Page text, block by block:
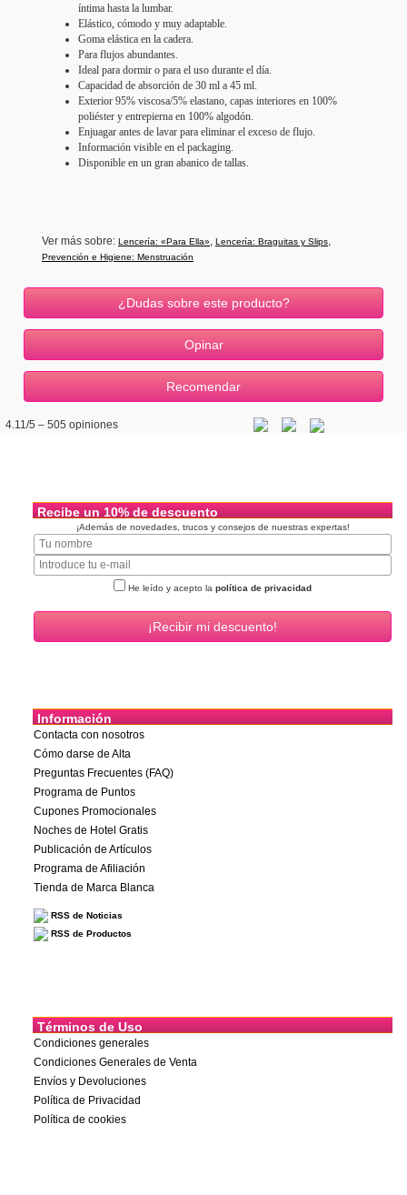
íntima hasta la lumbar.
Elástico, cómodo y muy adaptable.
Goma elástica en la cadera.
Para flujos abundantes.
Ideal para dormir o para el uso durante el día.
Capacidad de absorción de 30 ml a 45 ml.
Exterior 95% viscosa/5% elastano, capas interiores en 100%
poliéster y entrepierna en 100% algodón.
Enjuagar antes de lavar para eliminar el exceso de flujo.
Información visible en el packaging.
Disponible en un gran abanico de tallas.
Ver más sobre: Lencería: «Para Ella», Lencería: Braguitas y Slips,
Prevención e Higiene: Menstruación
¿Dudas sobre este producto?
4.11/5 – 505 opiniones
Recibe un 10% de descuento
¡Además de novedades, trucos y consejos de nuestras expertas!
He leído y acepto la política de privacidad
Información
Contacta con nosotros
Cómo darse de Alta
Preguntas Frecuentes (FAQ)
Programa de Puntos
Cupones Promocionales
Noches de Hotel Gratis
Publicación de Artículos
Programa de Afiliación
Tienda de Marca Blanca
RSS de Noticias
RSS de Productos
Términos de Uso
Condiciones generales
Condiciones Generales de Venta
Envíos y Devoluciones
Política de Privacidad
Política de cookies